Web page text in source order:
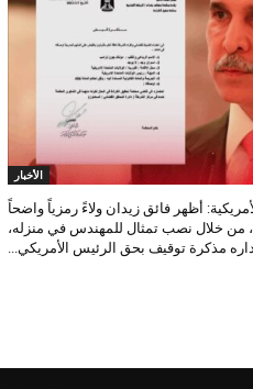
الأخبار
أظهر فائق زيدان ولاءً رمزياً واضحاً
من خلال نصب تمثال للمهندس في منزله،
مذكرة توقيف بحق الرئيس الأمريكي...